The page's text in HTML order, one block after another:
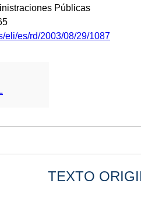
Públicas
eli/es/rd/2003/08/29/1087
TEXTO